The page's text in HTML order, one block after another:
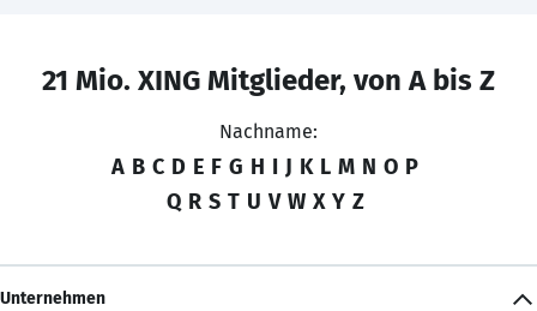
21 Mio. XING Mitglieder, von A bis Z
Nachname:
A B C D E F G H I J K L M N O P
Q R S T U V W X Y Z
Unternehmen